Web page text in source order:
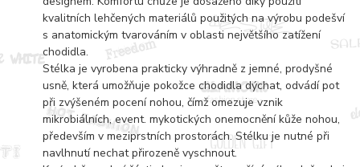
kvalitních lehčených materiálů použitých na výrobu podešví
s anatomickým tvarováním v oblasti největšího zatížení
chodidla.
Stélka je vyrobena prakticky výhradně z jemné, prodyšné
usně, která umožňuje pokožce chodidla dýchat, odvádí pot
při zvýšeném pocení nohou, čímž omezuje vznik
mikrobiálních, event. mykotických onemocnění kůže nohou,
především v meziprstních prostorách. Stélku je nutné při
navlhnutí nechat přirozeně vyschnout.